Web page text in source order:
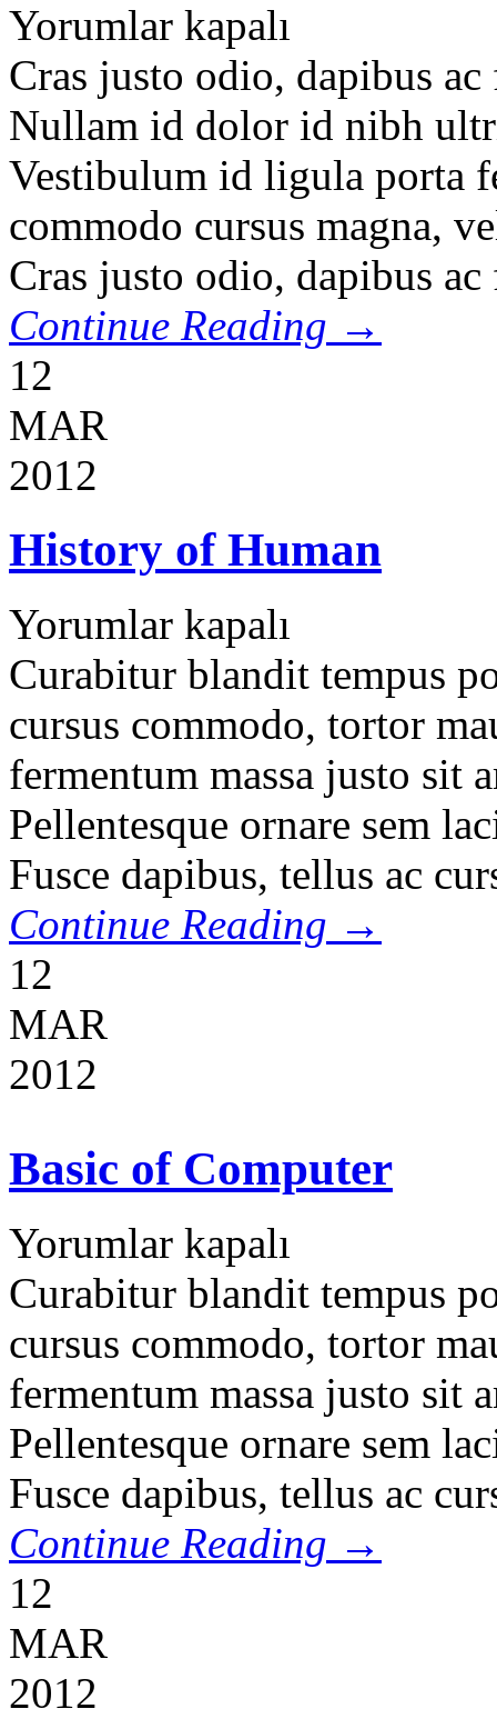
Yorumlar kapalı
Cras justo odio, dapibus
Nullam id dolor id nibh
Vestibulum id ligula porta
commodo cursus magna,
Cras justo odio, dapibus
Continue Reading →
12
MAR
2012
History of Human
Yorumlar kapalı
Curabitur blandit tempus
cursus commodo, tortor
fermentum massa justo sit
Pellentesque ornare sem
Fusce dapibus, tellus ac
Continue Reading →
12
MAR
2012
Basic of Computer
Yorumlar kapalı
Curabitur blandit tempus
cursus commodo, tortor
fermentum massa justo sit
Pellentesque ornare sem
Fusce dapibus, tellus ac
Continue Reading →
12
MAR
2012